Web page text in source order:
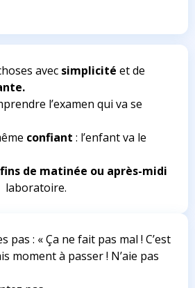
avec simplicité et de
l’examen qui va se
confiant : l’enfant va le
de matinée ou après-midi
laboratoire.
pas : « Ça ne fait pas mal ! C’est
moment à passer ! N’aie pas